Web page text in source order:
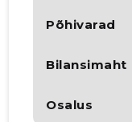
Põhivarad
Bilansimaht
Osalus